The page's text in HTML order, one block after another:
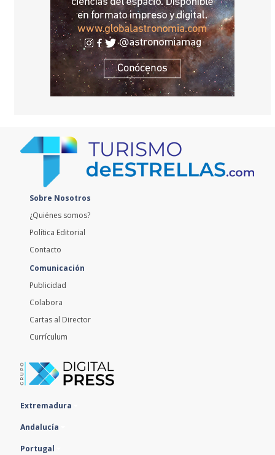
Sobre Nosotros
¿Quiénes somos?
Política Editorial
Contacto
Comunicación
Publicidad
Colabora
Cartas al Director
Currículum
Extremadura
Andalucía
Portugal